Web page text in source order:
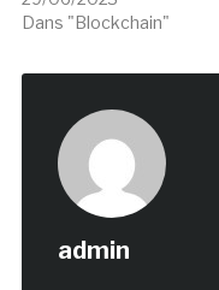
Dans "Blockchain"
admin